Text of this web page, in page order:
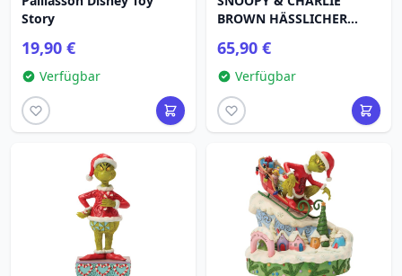
Story
19,90 €
Verfügbar
BROWN HÄSSLICHER
65,90 €
Verfügbar